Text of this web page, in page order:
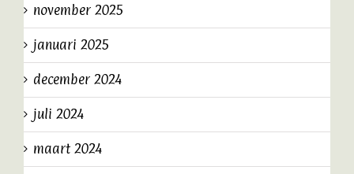
november 2025
januari 2025
december 2024
juli 2024
maart 2024